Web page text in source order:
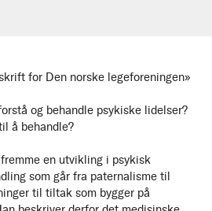
for Den norske legeforeningen»
og behandle psykiske lidelser?
å behandle?
en utvikling i psykisk
som går fra paternalisme til
til tiltak som bygger på